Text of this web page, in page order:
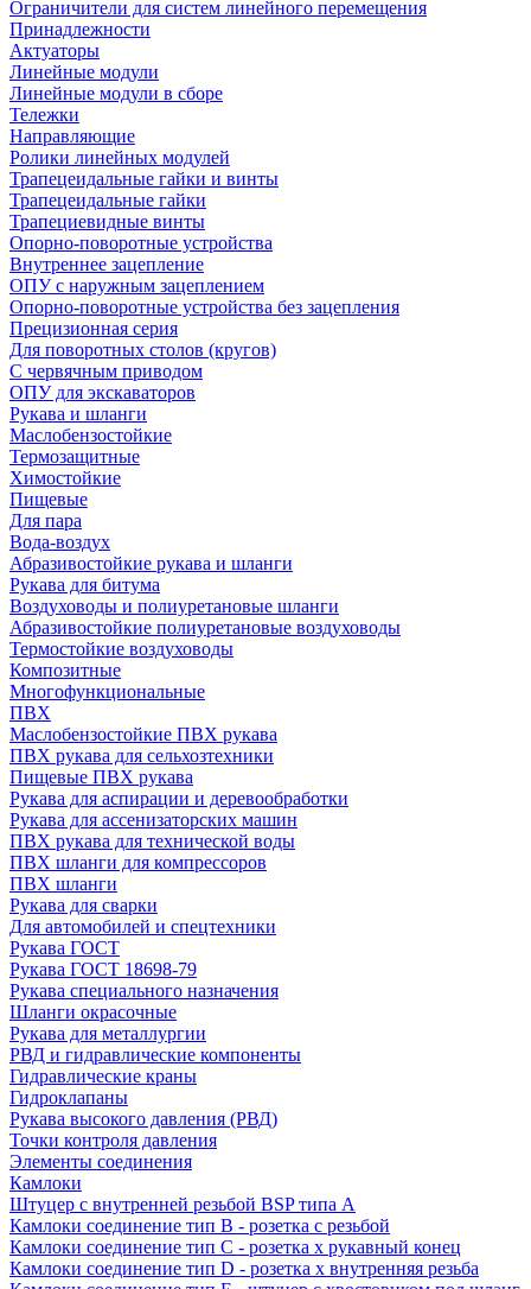
Ограничители для систем линейного перемещения
Принадлежности
Актуаторы
Линейные модули
Линейные модули в сборе
Тележки
Направляющие
Ролики линейных модулей
Трапецеидальные гайки и винты
Трапецеидальные гайки
Трапециевидные винты
Опорно-поворотные устройства
Внутреннее зацепление
ОПУ с наружным зацеплением
Опорно-поворотные устройства без зацепления
Прецизионная серия
Для поворотных столов (кругов)
С червячным приводом
ОПУ для экскаваторов
Рукава и шланги
Маслобензостойкие
Термозащитные
Химостойкие
Пищевые
Для пара
Вода-воздух
Абразивостойкие рукава и шланги
Рукава для битума
Воздуховоды и полиуретановые шланги
Абразивостойкие полиуретановые воздуховоды
Термостойкие воздуховоды
Композитные
Многофункциональные
ПВХ
Маслобензостойкие ПВХ рукава
ПВХ рукава для сельхозтехники
Пищевые ПВХ рукава
Рукава для аспирации и деревообработки
Рукава для ассенизаторских машин
ПВХ рукава для технической воды
ПВХ шланги для компрессоров
ПВХ шланги
Рукава для сварки
Для автомобилей и спецтехники
Рукава ГОСТ
Рукава ГОСТ 18698-79
Рукава специального назначения
Шланги окрасочные
Рукава для металлургии
РВД и гидравлические компоненты
Гидравлические краны
Гидроклапаны
Рукава высокого давления (РВД)
Точки контроля давления
Элементы соединения
Камлоки
Штуцер с внутренней резьбой BSP типа A
Камлоки соединение тип B - розетка с резьбой
Камлоки соединение тип С - розетка х рукавный конец
Камлоки соединение тип D - розетка х внутренняя резьба